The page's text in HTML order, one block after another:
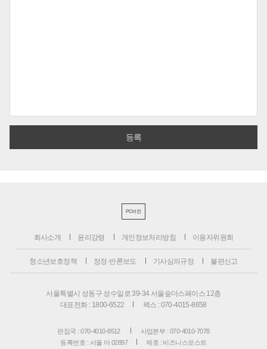
PC버전
회사소개 윤리강령 개인정보처리방침 이용자위원회
청소년보호정책 정정·반론보도 기사심의규정 불편신고
서울특별시 성동구 성수일로 39-34 서울숲더스페이스 12층
대표전화 : 1800-6522
팩스 : 070-4015-8658
편집국 : 070-4010-8512
사업본부 : 070-4010-7078
등록번호 : 서울 아 02897
제호 : 비즈니스포스트